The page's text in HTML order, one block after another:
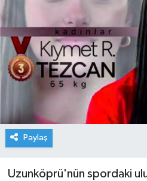
Paylaş
Uzunköprü'nün spordaki